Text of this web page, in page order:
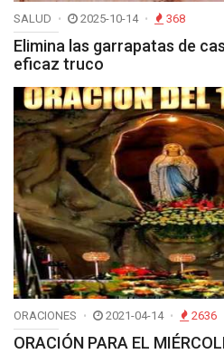
SALUD 2025-10-14 368
Elimina las garrapatas de
eficaz truco
ORACIONES 2021-04-14 2636
ORACIÓN PARA EL